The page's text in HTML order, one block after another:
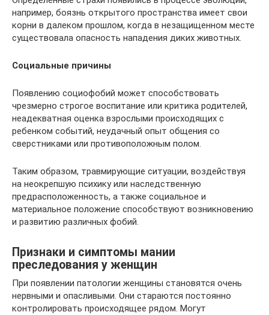
например, боязнь открытого пространства имеет свои
корни в далеком прошлом, когда в незащищенном месте
существовала опасность нападения диких животных.
Социальные причины
Появлению социофобий может способствовать
чрезмерно строгое воспитание или критика родителей,
неадекватная оценка взрослыми происходящих с
ребенком событий, неудачный опыт общения со
сверстниками или противоположным полом.
Таким образом, травмирующие ситуации, воздействуя
на неокрепшую психику или наследственную
предрасположенность, а также социальное и
материальное положение способствуют возникновению
и развитию различных фобий.
Признаки и симптомы мании
преследования у женщин
При появлении патологии женщины становятся очень
нервными и опасливыми. Они стараются постоянно
контролировать происходящее рядом. Могут